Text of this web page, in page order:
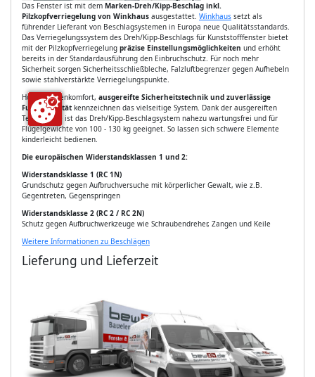
Das Fenster ist mit dem Marken-Dreh/Kipp-Beschlag inkl.
Pilzkopfverriegelung von Winkhaus ausgestattet. Winkhaus setzt als
führender Lieferant von Beschlagsystemen in Europa neue Qualitätsstandards.
Das Verriegelungssystem des Dreh/Kipp-Beschlags für Kunststofffenster bietet
mit der Pilzkopfverriegelung präzise Einstellungsmöglichkeiten und erhöht
bereits in der Standardausführung den Einbruchschutz. Für noch mehr
Sicherheit sorgen Sicherheitsschließbleche, Falzluftbegrenzer gegen Aufhebeln
sowie stahlverstärkte Verriegelungspunkte.
Hoher Bedienkomfort, ausgereifte Sicherheitstechnik und zuverlässige
Funktionalität kennzeichnen das vielseitige System. Dank der ausgereiften
Technologie ist das Dreh/Kipp-Beschlagsystem nahezu wartungsfrei und für
Flügelgewichte von 100 - 130 kg geeignet. So lassen sich schwere Elemente
kinderleicht bedienen.
Die europäischen Widerstandsklassen 1 und 2:
Widerstandsklasse 1 (RC 1N)
Grundschutz gegen Aufbruchversuche mit körperlicher Gewalt, wie z.B.
Gegentreten, Gegenspringen
Widerstandsklasse 2 (RC 2 / RC 2N)
Schutz gegen Aufbruchwerkzeuge wie Schraubendreher, Zangen und Keile
Weitere Informationen zu Beschlägen
Lieferung und Lieferzeit